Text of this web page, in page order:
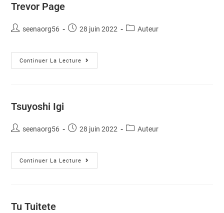
Trevor Page
seenaorg56 28 juin 2022 Auteur
Continuer La Lecture
Tsuyoshi Igi
seenaorg56 28 juin 2022 Auteur
Continuer La Lecture
Tu Tuitete